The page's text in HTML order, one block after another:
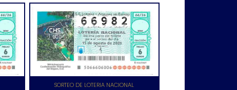
SORTEO DE LOTERIA NACIONAL